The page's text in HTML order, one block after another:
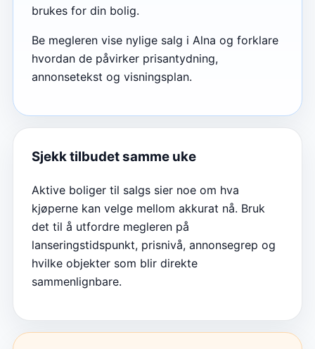
brukes for din bolig.
Be megleren vise nylige salg i Alna og forklare
hvordan de påvirker prisantydning,
annonsetekst og visningsplan.
Sjekk tilbudet samme uke
Aktive boliger til salgs sier noe om hva
kjøperne kan velge mellom akkurat nå. Bruk
det til å utfordre megleren på
lanseringstidspunkt, prisnivå, annonsegrep og
hvilke objekter som blir direkte
sammenlignbare.